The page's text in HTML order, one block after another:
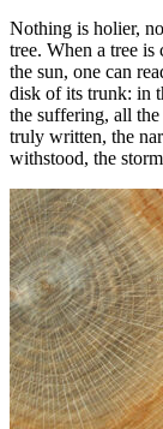
Nothing is holier,
tree. When a tree
the sun, one can
disk of its trunk: in
the suffering, all the
truly written, the
withstood, the